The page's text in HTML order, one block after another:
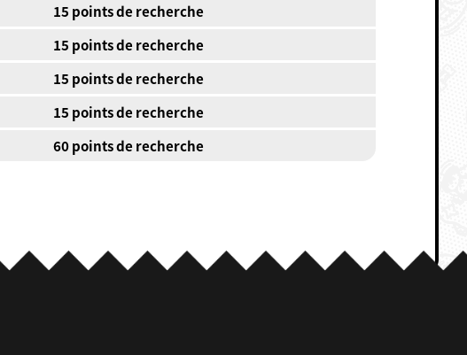
15 points de recherche
15 points de recherche
15 points de recherche
15 points de recherche
60 points de recherche